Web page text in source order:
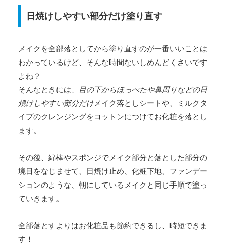
日焼けしやすい部分だけ塗り直す
メイクを全部落としてから塗り直すのが一番いいことは
わかっているけど、そんな時間ないしめんどくさいです
よね？
そんなときには、
目の下からほっぺたや鼻周りなどの日
焼けしやすい部分だけメイク落としシートや、ミルクタ
イプのクレンジングをコットンにつけてお化粧を落とし
ます。
その後、綿棒やスポンジでメイク部分と落とした部分の
境目をなじませて、日焼け止め、化粧下地、ファンデー
ションのような、朝にしているメイクと同じ手順で塗っ
ていきます。
全部落とすよりはお化粧品も節約できるし、時短できま
す！